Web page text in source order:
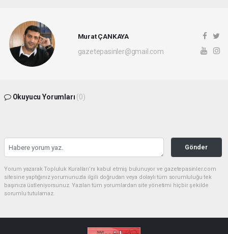
Murat ÇANKAYA
gazetepasinler@gmail.com
Okuyucu Yorumları (0)
Gönder
Yorum yazarak Topluluk Kuralları’nı kabul etmiş bulunuyor ve gazetepasinler.com
sitesine yaptığınız yorumunuzla ilgili doğrudan veya dolaylı tüm sorumluluğu tek
başınıza üstleniyorsunuz. Yazılan tüm yorumlardan site yönetimi hiçbir şekilde
sorumlu tutulamaz.